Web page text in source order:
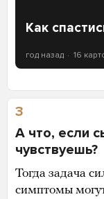
Как
год назад 16
3
А что, если
чувствуешь?
Тогда задача
симптомы